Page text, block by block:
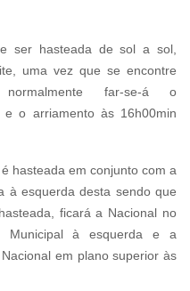
ser hasteada de sol a sol,
uma vez que se encontre
normalmente far-se-á o
e o arriamento às 16h00min
hasteada em conjunto com a
à esquerda desta sendo que
ficará a Nacional no
Municipal à esquerda e a
em plano superior às